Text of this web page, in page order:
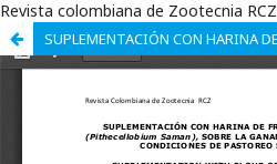
Revista colombiana de Zootecnia RCZ